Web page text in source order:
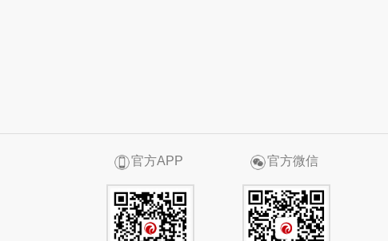
官方APP 官方微信